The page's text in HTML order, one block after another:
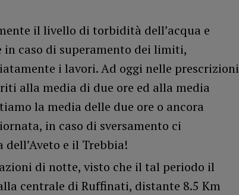
il livello di torbidità dell’acqua e
in caso di superamento dei limiti,
i lavori. Ad oggi nelle prescrizioni
alla media di due ore ed alla media
la media delle due ore o ancora
in caso di sversamento ci
dell’Aveto e il Trebbia!
di notte, visto che il tal periodo il
centrale di Ruffinati, distante 8.5 Km